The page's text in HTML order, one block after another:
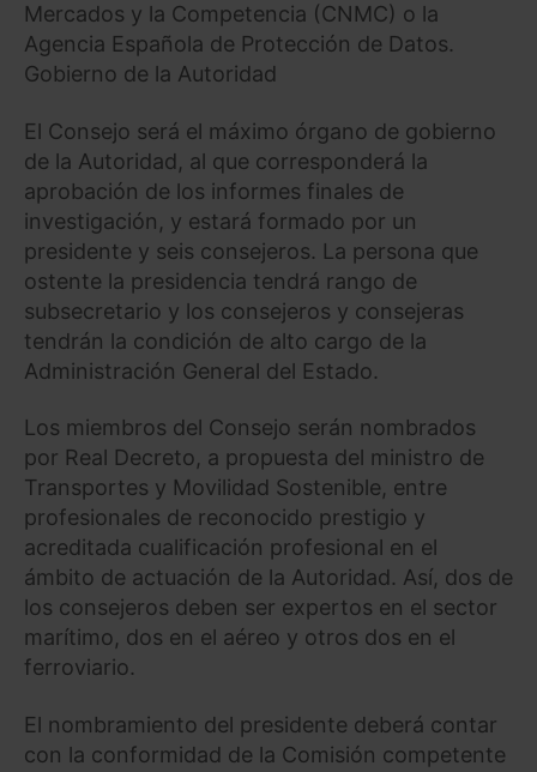
Mercados y la Competencia (CNMC) o la
Agencia Española de Protección de Datos.
Gobierno de la Autoridad
El Consejo será el máximo órgano de gobierno
de la Autoridad, al que corresponderá la
aprobación de los informes finales de
investigación, y estará formado por un
presidente y seis consejeros. La persona que
ostente la presidencia tendrá rango de
subsecretario y los consejeros y consejeras
tendrán la condición de alto cargo de la
Administración General del Estado.
Los miembros del Consejo serán nombrados
por Real Decreto, a propuesta del ministro de
Transportes y Movilidad Sostenible, entre
profesionales de reconocido prestigio y
acreditada cualificación profesional en el
ámbito de actuación de la Autoridad. Así, dos de
los consejeros deben ser expertos en el sector
marítimo, dos en el aéreo y otros dos en el
ferroviario.
El nombramiento del presidente deberá contar
con la conformidad de la Comisión competente